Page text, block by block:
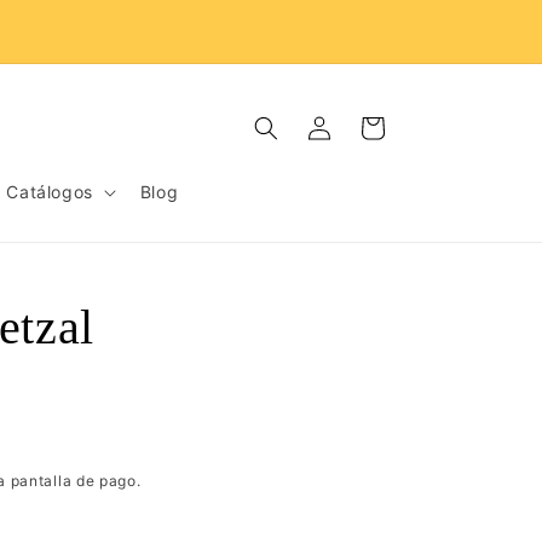
Catálogos Blog
Iniciar
sesión
Carrito
pantalla de pago.